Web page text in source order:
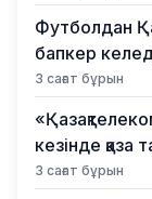
Футболдан
бапкер
3 сағат бұрын
кезінде қаза
3 сағат бұрын